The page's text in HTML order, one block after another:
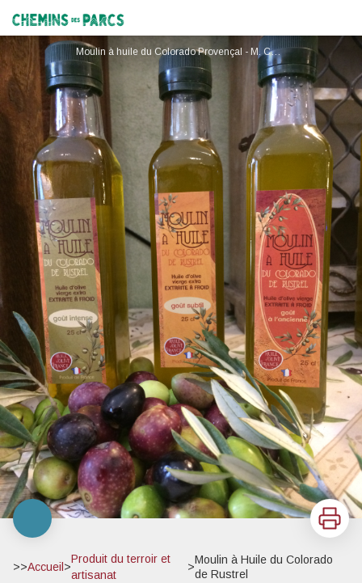
Chemins des Parcs
Moulin à huile du Colorado Provençal - M. Castor et Mme Richard
Imprimer
>>Accueil >
Produit du terroir et
artisanat
>
Moulin à Huile du Colorado
de Rustrel